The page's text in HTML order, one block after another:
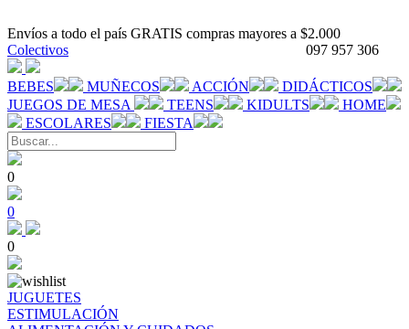
Envíos a todo el país GRATIS compras mayores a $2.000
097 957 306
Colectivos
BEBES MUÑECOS ACCIÓN
DIDÁCTICOS
JUEGOS DE MESA
TEENS KIDULTS
HOME
ESCOLARES
FIESTA
0
0
0
JUGUETES
ESTIMULACIÓN